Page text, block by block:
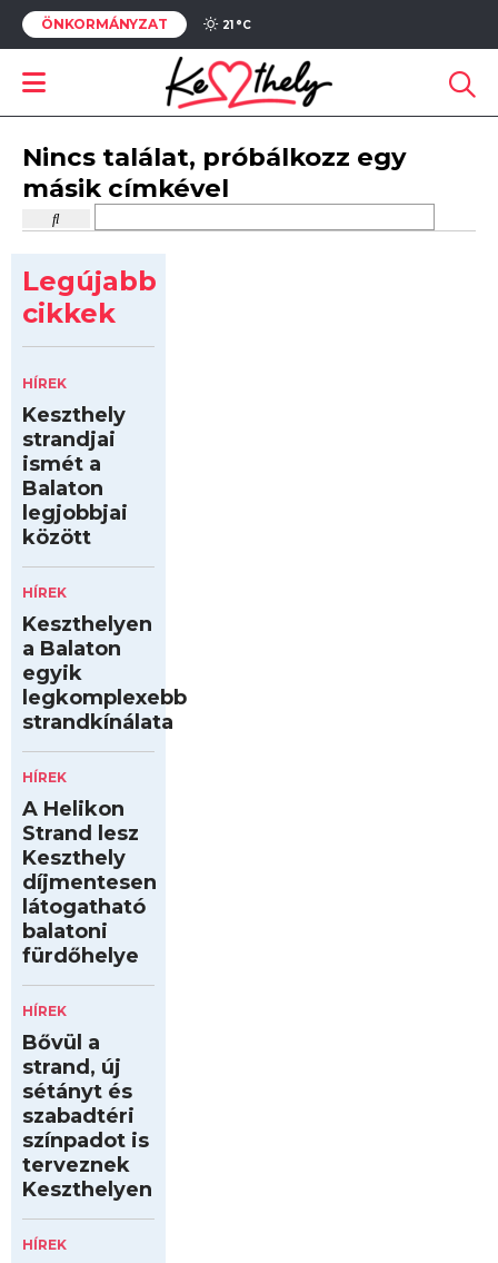
ÖNKORMÁNYZAT 21 °C
Nincs találat, próbálkozz egy
másik címkével
Legújabb
cikkek
HÍREK
Keszthely
strandjai
ismét a
Balaton
legjobbjai
között
HÍREK
Keszthelyen
a Balaton
egyik
legkomplexebb
strandkínálata
HÍREK
A Helikon
Strand lesz
Keszthely
díjmentesen
látogatható
balatoni
fürdőhelye
HÍREK
Bővül a
strand, új
sétányt és
szabadtéri
színpadot is
terveznek
Keszthelyen
HÍREK